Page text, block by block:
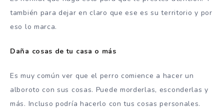
también para dejar en claro que ese es su territorio y por
eso lo marca.
Daña cosas de tu casa o más
Es muy común ver que el perro comience a hacer un
alboroto con sus cosas. Puede morderlas, esconderlas y
más. Incluso podría hacerlo con tus cosas personales.